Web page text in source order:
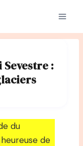
Sevestre :
du
de